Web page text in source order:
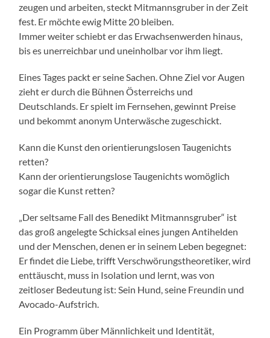
zeugen und arbeiten, steckt Mitmannsgruber in der Zeit
fest. Er möchte ewig Mitte 20 bleiben.
Immer weiter schiebt er das Erwachsenwerden hinaus,
bis es unerreichbar und uneinholbar vor ihm liegt.
Eines Tages packt er seine Sachen. Ohne Ziel vor Augen
zieht er durch die Bühnen Österreichs und
Deutschlands. Er spielt im Fernsehen, gewinnt Preise
und bekommt anonym Unterwäsche zugeschickt.
Kann die Kunst den orientierungslosen Taugenichts
retten?
Kann der orientierungslose Taugenichts womöglich
sogar die Kunst retten?
„Der seltsame Fall des Benedikt Mitmannsgruber“ ist
das groß angelegte Schicksal eines jungen Antihelden
und der Menschen, denen er in seinem Leben begegnet:
Er findet die Liebe, trifft Verschwörungstheoretiker, wird
enttäuscht, muss in Isolation und lernt, was von
zeitloser Bedeutung ist: Sein Hund, seine Freundin und
Avocado-Aufstrich.
Ein Programm über Männlichkeit und Identität,